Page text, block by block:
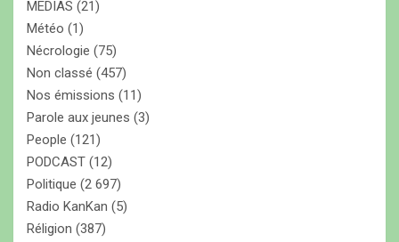
MEDIAS (21)
Météo (1)
Nécrologie (75)
Non classé (457)
Nos émissions (11)
Parole aux jeunes (3)
People (121)
PODCAST (12)
Politique (2 697)
Radio KanKan (5)
Réligion (387)